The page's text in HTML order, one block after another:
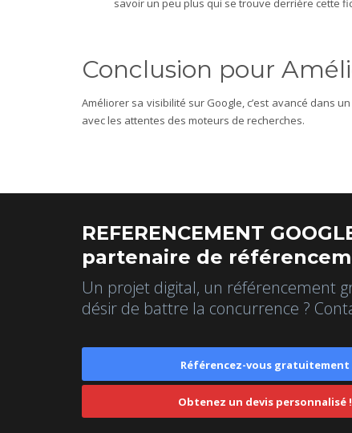
savoir un peu plus qui se trouve derrière cette
Conclusion pour
Améliorer sa visibilité sur Google, c’est avancé dans
avec les attentes des moteurs de recherches.
REFERENCEMENT
partenaire de
Un projet digital, un référencement
désir de battre la concurrence ?
Référencez-vous gratuitement
Obtenez un devis personnalisé !